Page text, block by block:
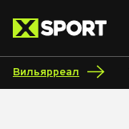
Вильярреал